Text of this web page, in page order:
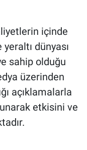
içinde
dünyası
sahip olduğu
üzerinden
açıklamalarla
etkisini ve